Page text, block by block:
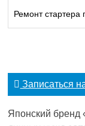
Ремонт стартера
Записаться
Японский бренд